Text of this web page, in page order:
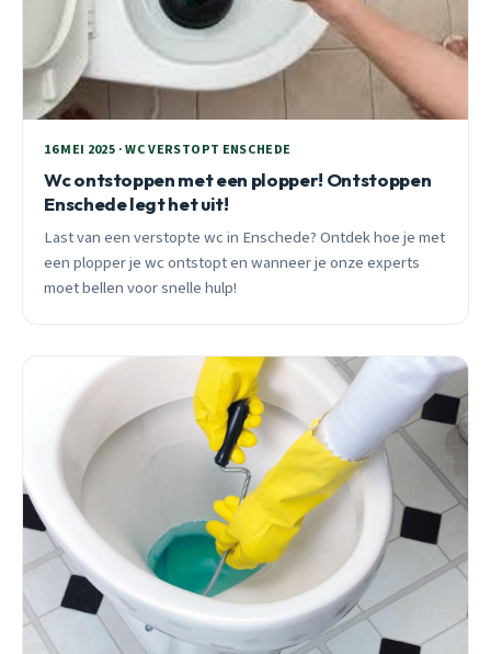
16 MEI 2025 · WC VERSTOPT ENSCHEDE
Wc ontstoppen met een plopper! Ontstoppen
Enschede legt het uit!
Last van een verstopte wc in Enschede? Ontdek hoe je met
een plopper je wc ontstopt en wanneer je onze experts
moet bellen voor snelle hulp!